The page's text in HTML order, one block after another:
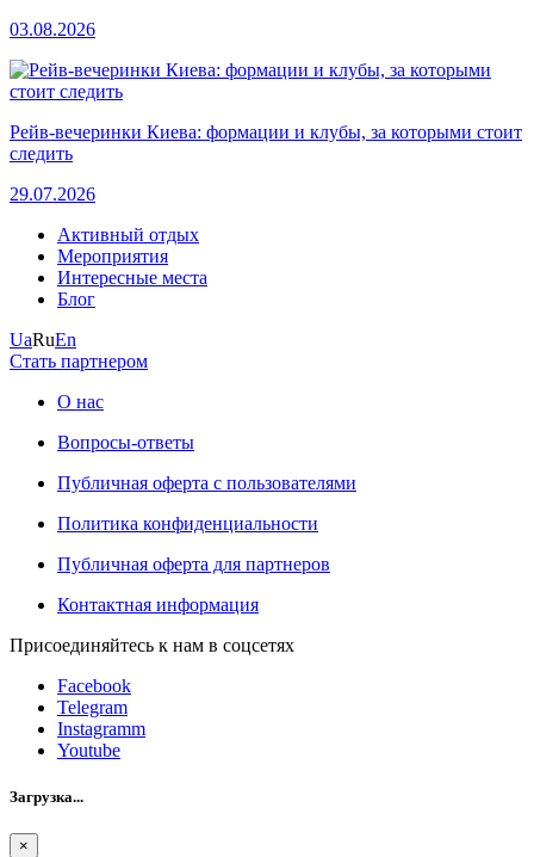
03.08.2026
Рейв-вечеринки Киева: формации и клубы, за которыми стоит
следить
29.07.2026
Активный отдых
Мероприятия
Интересные места
Блог
UaRuEn
Стать партнером
О нас
Вопросы-ответы
Публичная оферта с пользователями
Политика конфиденциальности
Публичная оферта для партнеров
Контактная информация
Присоединяйтесь к нам в соцсетях
Facebook
Telegram
Instagramm
Youtube
Загрузка...
×